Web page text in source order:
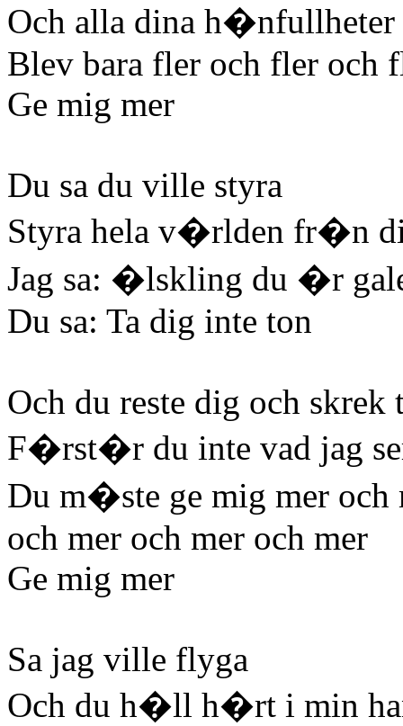
Och alla dina h�nfullheter
Blev bara fler och fler och
Ge mig mer
Du sa du ville styra
Styra hela v�rlden fr�n
Jag sa: �lskling du �r
Du sa: Ta dig inte ton
Och du reste dig och
F�rst�r du inte vad jag
Du m�ste ge mig mer och
och mer och mer och mer
Ge mig mer
Sa jag ville flyga
Och du h�ll h�rt i min